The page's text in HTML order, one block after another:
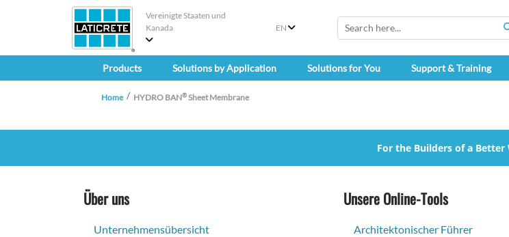
Vereinigte Staaten und
Kanada
EN
Products Solutions by Application Solutions for You Support & Training
Home HYDRO BAN®Sheet Membrane
For the Builders of a Better
Über uns
Unternehmensübersicht
Unsere Online-Tools
Architektonischer Führer